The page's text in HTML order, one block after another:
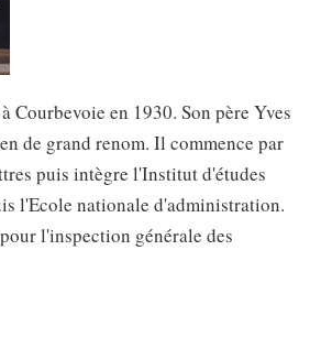
Courbevoie en 1930. Son père Yves
de grand renom. Il commence par
puis intègre l'Institut d'études
l'Ecole nationale d'administration.
l'inspection générale des